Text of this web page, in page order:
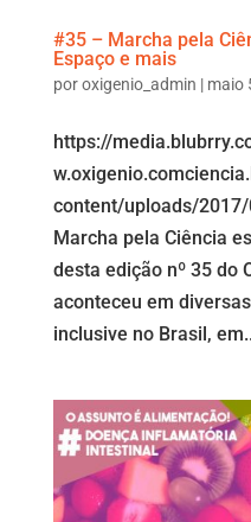
#35 – Marcha pela
Espaço e mais
poroxigenio_admin | maio
https://
content/uploads/
Marcha pela Ciência
desta edição nº 35 do
aconteceu em
inclusive no Brasil,